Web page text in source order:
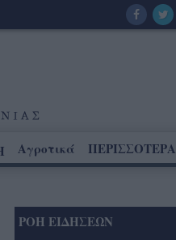
Αγροτικά ΠΕΡΙΣΣΟΤΕΡΑ
ΡΟΗ ΕΙΔΗΣΕΩΝ